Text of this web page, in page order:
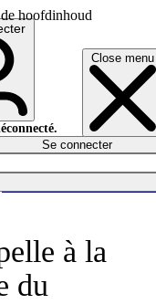
hoofdinhoud
Close menu
Se connecter
à la
du